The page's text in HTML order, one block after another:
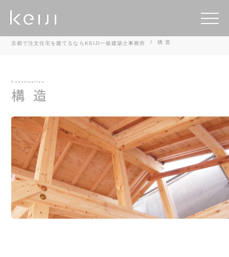
京都で注文住宅を建てるならKEIJI一級建築士事務所 構 造
Construction
構 造